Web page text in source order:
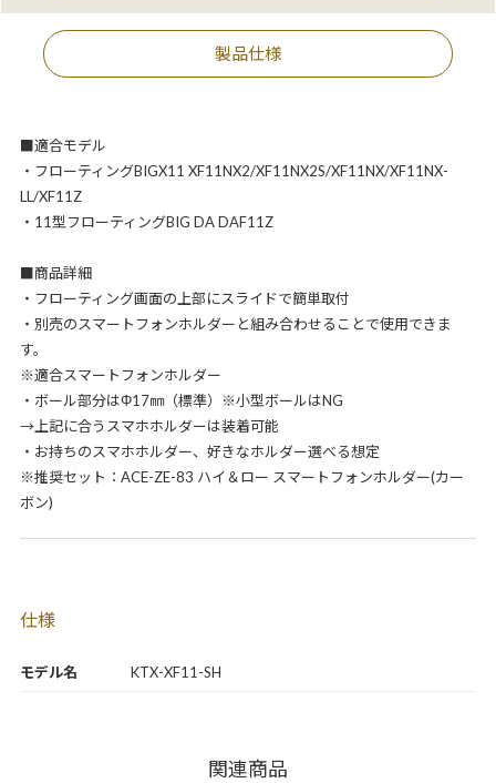
モデル名 KTX-XF11-SH
製品仕様
■適合モデル
・フローティングBIGX11 XF11NX2/XF11NX2S/XF11NX/XF11NX-
LL/XF11Z
・11型フローティングBIG DA DAF11Z
■商品詳細
・フローティング画面の上部にスライドで簡単取付
・別売のスマートフォンホルダーと組み合わせることで使用できま
す。
※適合スマートフォンホルダー
・ボール部分はΦ17㎜（標準）※小型ボールはNG
→上記に合うスマホホルダーは装着可能
・お持ちのスマホホルダー、好きなホルダー選べる想定
※推奨セット：ACE-ZE-83 ハイ＆ロー スマートフォンホルダー(カー
ボン)
仕様
関連商品